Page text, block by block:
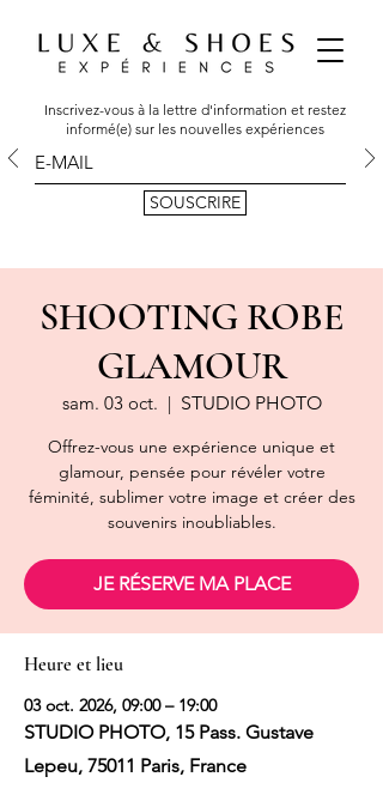
Inscrivez-vous à la lettre d'information et restez
informé(e) sur les nouvelles expériences
SOUSCRIRE
SHOOTING ROBE
GLAMOUR
sam. 03 oct.
  |
STUDIO PHOTO
Offrez-vous une expérience unique et
glamour, pensée pour révéler votre
féminité, sublimer votre image et créer des
souvenirs inoubliables.
JE RÉSERVE MA PLACE
Heure et lieu
03 oct. 2026, 09:00 – 19:00
STUDIO PHOTO, 15 Pass. Gustave
Lepeu, 75011 Paris, France